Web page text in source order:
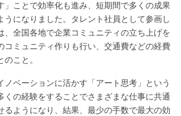
」ことで効率化も進み、短期間で多くの成果
うになりました。タレント社員として参画し
、全国各地で企業コミュニティの立ち上げを
コミュニティ作りも行い、交通費などの経費
こと。
ノベーションに活かす「アート思考」という
くの経験をすることでさまざまな仕事に共通
るようになり、結果、最少の手数で最大の効